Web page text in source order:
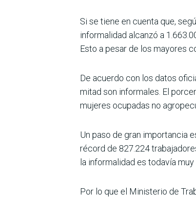
Si se tiene en cuenta que,
informalidad alcanzó a
Esto a pesar de los mayores
De acuerdo con los datos
mitad son informales. El
mujeres ocupadas no
Un paso de gran importancia
récord de 827.224
la informalidad es toda­vía muy
Por lo que el Ministerio de